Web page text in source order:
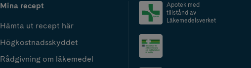
Mina recept
Hämta ut recept här
Högkostnadsskyddet
Rådgivning om läkemedel
Apotek med
tillstånd av
Läkemedelsverket